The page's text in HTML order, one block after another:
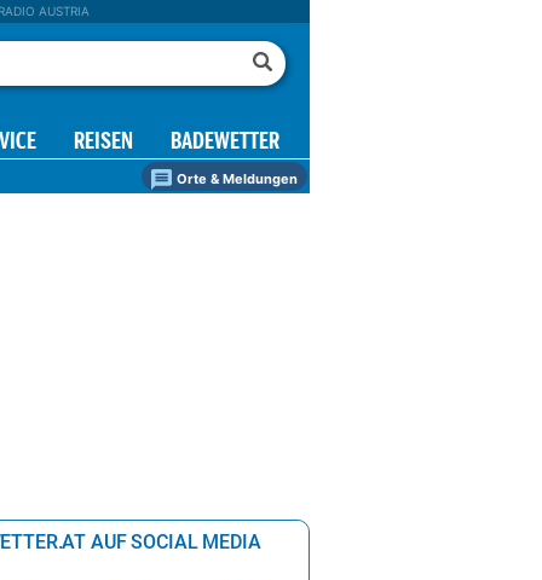
RADIO AUSTRIA
REISEN BADEWETTER
Orte & Meldungen
AUF SOCIAL MEDIA